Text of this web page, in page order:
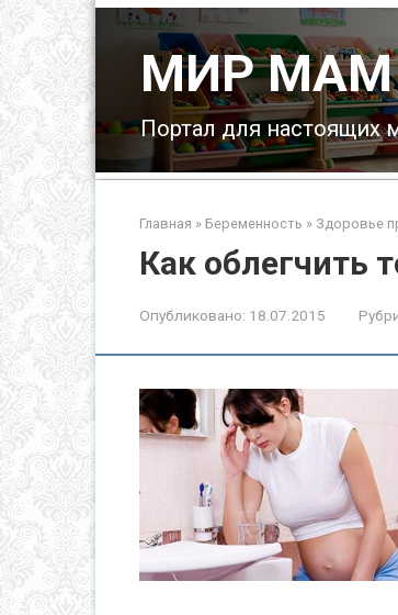
МИР МАМ
Портал для настоящих
Главная » Беременность » Здоровье
Как облегчить
Опубликовано: 18.07.2015